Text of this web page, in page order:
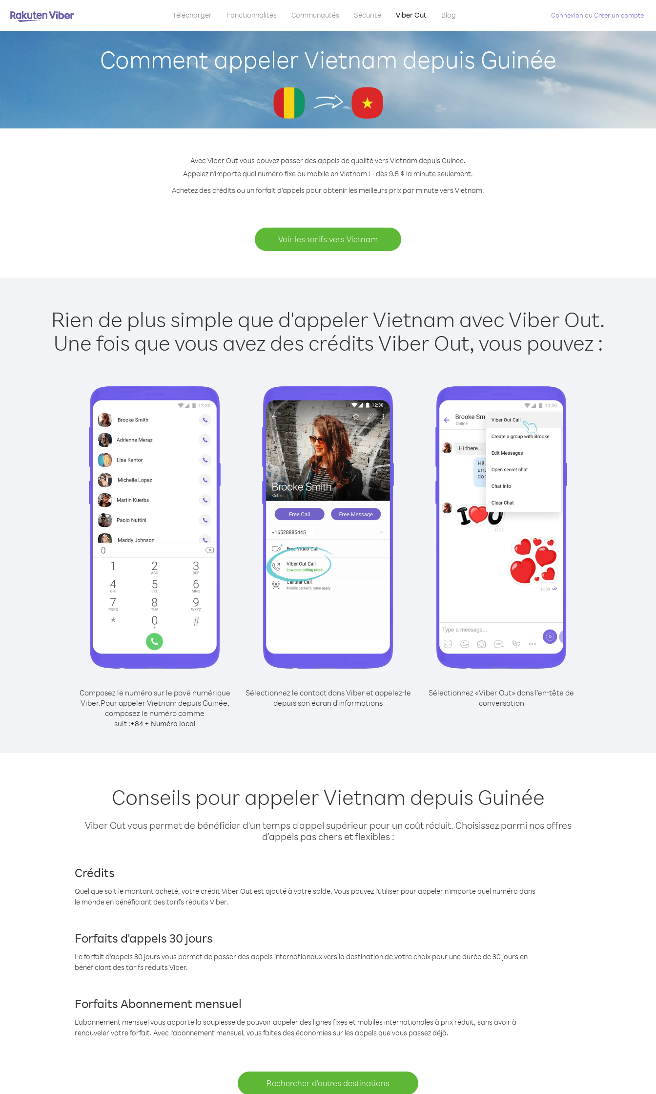
Télécharger Fonctionnalités Communautés Sécurité Viber Out Blog Connexion ou Créer un compte
Comment appeler Vietnam depuis Guinée
Avec Viber Out vous pouvez passer des appels de qualité vers Vietnam depuis Guinée.
Appelez n'importe quel numéro fixe ou mobile en Vietnam ! - dès 9.5 ¢ la minute seulement.
Achetez des crédits ou un forfait d’appels pour obtenir les meilleurs prix par minute vers Vietnam.
Voir les tarifs vers Vietnam
Rien de plus simple que d'appeler Vietnam avec Viber Out.
Une fois que vous avez des crédits Viber Out, vous pouvez :
Composez le numéro sur le pavé numérique
Viber.Pour appeler Vietnam depuis Guinée,
composez le numéro comme
suit :+84+ Numéro local
Sélectionnez le contact dans Viber et appelez-le
depuis son écran d'informations
Sélectionnez «Viber Out» dans l'en-tête de
conversation
Conseils pour appeler Vietnam depuis Guinée
Viber Out vous permet de bénéficier d'un temps d'appel supérieur pour un coût réduit. Choisissez parmi nos offres
d'appels pas chers et flexibles :
Crédits
Quel que soit le montant acheté, votre crédit Viber Out est ajouté à votre solde. Vous pouvez l'utiliser pour appeler n'importe quel numéro dans
le monde en bénéficiant des tarifs réduits Viber.
Forfaits d'appels 30 jours
Le forfait d'appels 30 jours vous permet de passer des appels internationaux vers la destination de votre choix pour une durée de 30 jours en
bénéficiant des tarifs réduits Viber.
Forfaits Abonnement mensuel
L'abonnement mensuel vous apporte la souplesse de pouvoir appeler des lignes fixes et mobiles internationales à prix réduit, sans avoir à
renouveler votre forfait. Avec l'abonnement mensuel, vous faites des économies sur les appels que vous passez déjà.
Rechercher d'autres destinations